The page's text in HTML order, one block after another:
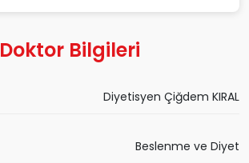
Doktor Bilgileri
Diyetisyen Çiğdem KIRAL
Beslenme ve Diyet